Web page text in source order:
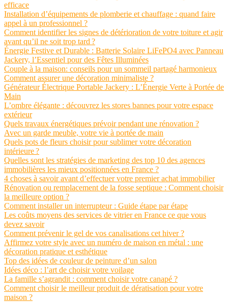
efficace
Installation d’équipements de plomberie et chauffage : quand faire
appel à un professionnel ?
Comment identifier les signes de détérioration de votre toiture et agir
avant qu’il ne soit trop tard ?
Énergie Festive et Durable : Batterie Solaire LiFePO4 avec Panneau
Jackery, l’Essentiel pour des Fêtes Illuminées
Couple à la maison: conseils pour un sommeil partagé harmonieux
Comment assurer une décoration minimaliste ?
Générateur Électrique Portable Jackery : L’Énergie Verte à Portée de
Main
L’ombre élégante : découvrez les stores bannes pour votre espace
extérieur
Quels travaux énergétiques prévoir pendant une rénovation ?
Avec un garde meuble, votre vie à portée de main
Quels pots de fleurs choisir pour sublimer votre décoration
intérieure ?
Quelles sont les stratégies de marketing des top 10 des agences
immobilières les mieux positionnées en France ?
4 choses à savoir avant d’effectuer votre premier achat immobilier
Rénovation ou remplacement de la fosse septique : Comment choisir
la meilleure option ?
Comment installer un interrupteur : Guide étape par étape
Les coûts moyens des services de vitrier en France ce que vous
devez savoir
Comment prévenir le gel de vos canalisations cet hiver ?
Affirmez votre style avec un numéro de maison en métal : une
décoration pratique et esthétique
Top des idées de couleur de peinture d’un salon
Idées déco : l’art de choisir votre voilage
La famille s’agrandit : comment choisir votre canapé ?
Comment choisir le meilleur produit de dératisation pour votre
maison ?